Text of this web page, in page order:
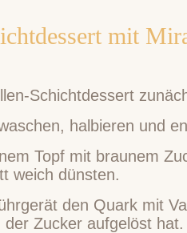
mit
Schichtdessert
halbieren und
Topf mit braunem
weich dünsten.
den Quark mit
der Zucker aufgelöst hat.